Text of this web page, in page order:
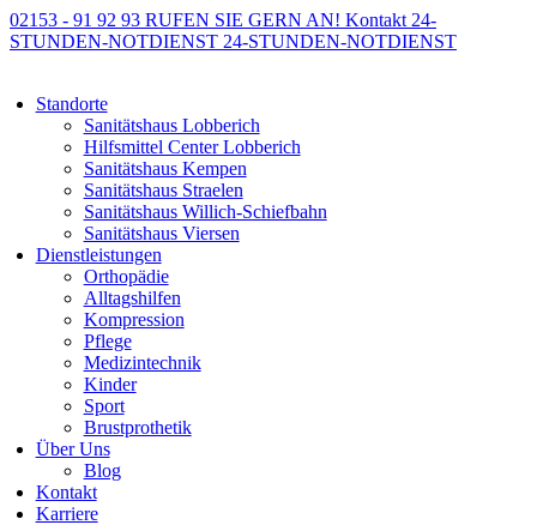
02153 - 91 92 93 RUFEN SIE GERN AN! Kontakt 24-
STUNDEN-NOTDIENST 24-STUNDEN-NOTDIENST
Standorte
Sanitätshaus Lobberich
Hilfsmittel Center Lobberich
Sanitätshaus Kempen
Sanitätshaus Straelen
Sanitätshaus Willich-Schiefbahn
Sanitätshaus Viersen
Dienstleistungen
Orthopädie
Alltagshilfen
Kompression
Pflege
Medizintechnik
Kinder
Sport
Brustprothetik
Über Uns
Blog
Kontakt
Karriere